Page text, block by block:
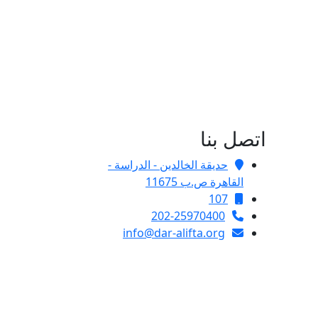
اتصل بنا
حديقة الخالدين - الدراسة -
القاهرة ص.ب 11675
107
202-25970400
info@dar-alifta.org